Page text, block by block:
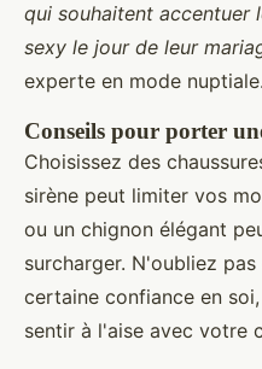
qui souhaitent accentuer
sexy le jour de leur
experte en mode nuptiale.
Conseils pour porter
Choisissez des
sirène peut limiter vos
ou un chignon élégant
surcharger. N'oubliez
certaine confiance en
sentir à l'aise avec votre